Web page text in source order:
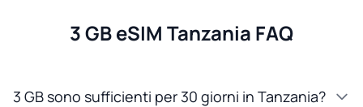
3 GB eSIM Tanzania FAQ
3 GB sono sufficienti per 30 giorni in Tanzania?